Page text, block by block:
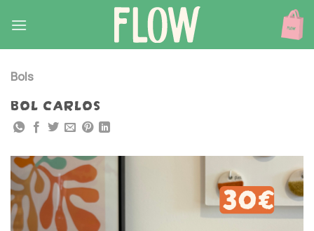
content
Bols
BOL CARLOS